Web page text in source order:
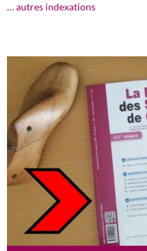
… autres indexations